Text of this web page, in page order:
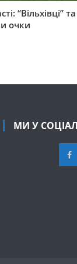
“Вільхівці” та
очки
МИ У